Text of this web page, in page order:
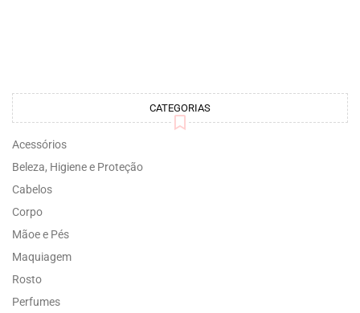
CATEGORIAS
Acessórios
Beleza, Higiene e Proteção
Cabelos
Corpo
Mãoe e Pés
Maquiagem
Rosto
Perfumes